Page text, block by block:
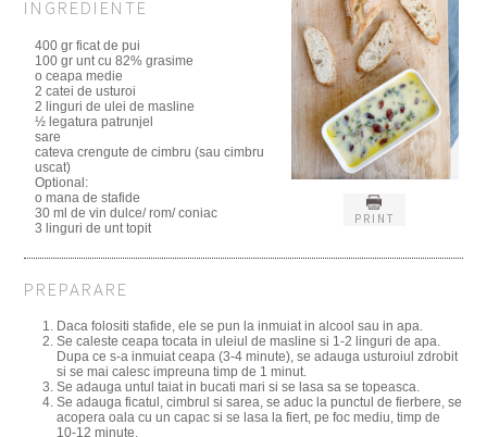
PRINT
INGREDIENTE
400 gr ficat de pui
100 gr unt cu 82% grasime
o ceapa medie
2 catei de usturoi
2 linguri de ulei de masline
½ legatura patrunjel
sare
cateva crengute de cimbru (sau cimbru
uscat)
Optional:
o mana de stafide
30 ml de vin dulce/ rom/ coniac
3 linguri de unt topit
PREPARARE
Daca folositi stafide, ele se pun la inmuiat in alcool sau in apa.
Se caleste ceapa tocata in uleiul de masline si 1-2 linguri de apa.
Dupa ce s-a inmuiat ceapa (3-4 minute), se adauga usturoiul zdrobit
si se mai calesc impreuna timp de 1 minut.
Se adauga untul taiat in bucati mari si se lasa sa se topeasca.
Se adauga ficatul, cimbrul si sarea, se aduc la punctul de fierbere, se
acopera oala cu un capac si se lasa la fiert, pe foc mediu, timp de
10-12 minute.